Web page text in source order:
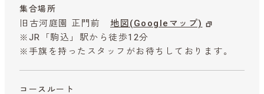
集合場所
旧古河庭園 正門前 地図(Googleマップ)
※JR「駒込」駅から徒歩12分
※手旗を持ったスタッフがお待ちしております。
コースルート